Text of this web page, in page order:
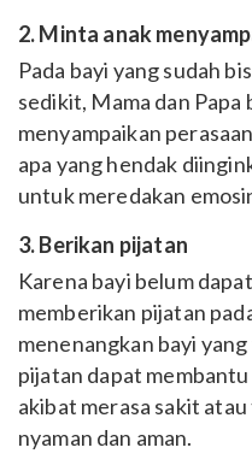
2. Minta anak
Pada bayi yang sudah
sedikit, Mama dan
menyampaikan
apa yang hendak
untuk meredakan
3. Berikan pijatan
Karena bayi belum
memberikan pijatan
menenangkan bayi
pijatan dapat
akibat merasa sakit
nyaman dan aman.